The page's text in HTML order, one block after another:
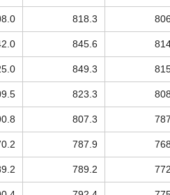
818.3
845.6
849.3
823.3
807.3
787.9
789.2